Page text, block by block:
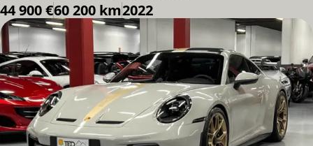
44 900 €60 200 km2022